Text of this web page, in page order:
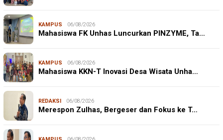
KAMPUS 06/08/2026
Mahasiswa FK Unhas Luncurkan PINZYME, Ta…
KAMPUS 06/08/2026
Mahasiswa KKN-T Inovasi Desa Wisata Unha…
REDAKSI 06/08/2026
Merespon Zulhas, Bergeser dan Fokus ke T…